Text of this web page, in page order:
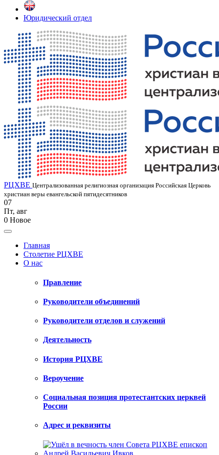
Юридический отдел
РЦХВЕ Централизованная религиозная организация Российская Церковь
христиан веры евангельской пятидесятников
07
Пт, авг
0 Новое
Главная
Столетие РЦХВЕ
О нас
Правление
Руководители объединений
Руководители отделов и служений
Деятельность
История РЦХВЕ
Вероучение
Социальная позиция протестантских церквей
России
Адрес и реквизиты